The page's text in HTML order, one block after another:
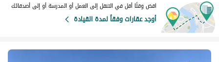
اقض وقتًا أقل في التنقل إلى العمل أو المدرسة أو إلى أصدقائك
أوجد عقارات وفقاً لمدة القيادة